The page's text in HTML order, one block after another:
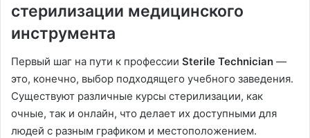
стерилизации медицинского
инструмента
Первый шаг на пути к профессии Sterile Technician —
это, конечно, выбор подходящего учебного заведения.
Существуют различные курсы стерилизации, как
очные, так и онлайн, что делает их доступными для
людей с разным графиком и местоположением.